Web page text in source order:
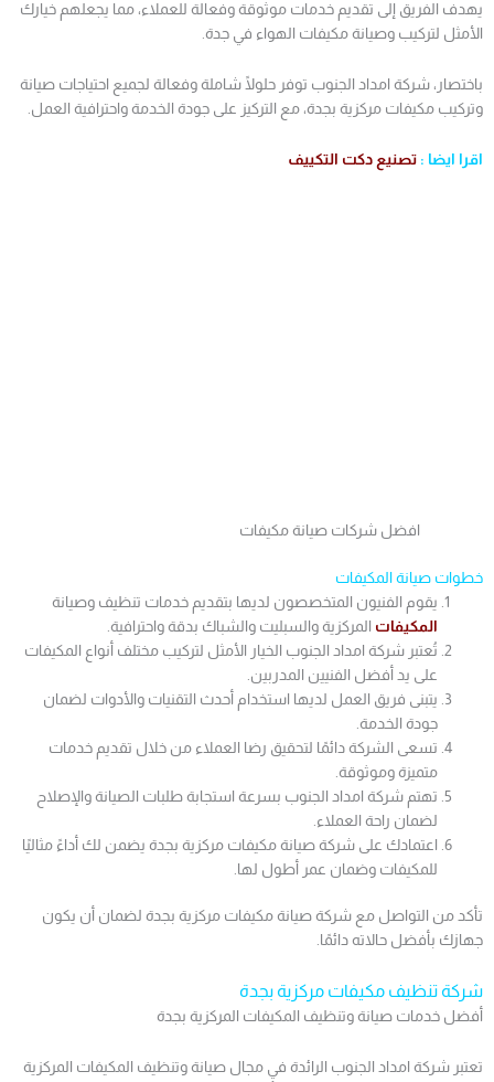
يهدف الفريق إلى تقديم خدمات موثوقة وفعالة للعملاء، مما يجعلهم خيارك
الأمثل لتركيب وصيانة مكيفات الهواء في جدة.
باختصار، شركة امداد الجنوب توفر حلولًا شاملة وفعالة لجميع احتياجات صيانة
وتركيب مكيفات مركزية بجدة، مع التركيز على جودة الخدمة واحترافية العمل.
اقرا ايضا : تصنيع دكت التكييف
افضل شركات صيانة مكيفات
خطوات صيانة المكيفات
يقوم الفنيون المتخصصون لديها بتقديم خدمات تنظيف وصيانة
المكيفات المركزية والسبليت والشباك بدقة واحترافية.
تُعتبر شركة امداد الجنوب الخيار الأمثل لتركيب مختلف أنواع المكيفات
على يد أفضل الفنيين المدربين.
يتبنى فريق العمل لديها استخدام أحدث التقنيات والأدوات لضمان
جودة الخدمة.
تسعى الشركة دائمًا لتحقيق رضا العملاء من خلال تقديم خدمات
متميزة وموثوقة.
تهتم شركة امداد الجنوب بسرعة استجابة طلبات الصيانة والإصلاح
لضمان راحة العملاء.
اعتمادك على شركة صيانة مكيفات مركزية بجدة يضمن لك أداءً مثاليًا
للمكيفات وضمان عمر أطول لها.
تأكد من التواصل مع شركة صيانة مكيفات مركزية بجدة لضمان أن يكون
جهازك بأفضل حالاته دائمًا.
شركة تنظيف مكيفات مركزية بجدة
أفضل خدمات صيانة وتنظيف المكيفات المركزية بجدة
تعتبر شركة امداد الجنوب الرائدة في مجال صيانة وتنظيف المكيفات المركزية